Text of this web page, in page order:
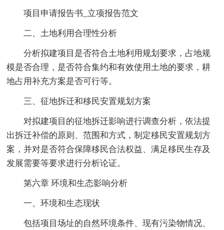
项目申请报告书_立项报告范文
二、土地利用合理性分析
分析拟建项目是否符合土地利用规划要求，占地规
模是否合理，是否符合集约和有效使用土地的要求，耕
地占用补充方案是否可行等。
三、征地拆迁和移民安置规划方案
对拟建项目的征地拆迁影响进行调查分析，依法提
出拆迁补偿的原则、范围和方式，制定移民安置规划方
案，并对是否符合保障移民合法权益、满足移民生存及
发展需要等要求进行分析论证。
第六章 环境和生态影响分析
一、环境和生态现状
包括项目场址的自然环境条件、现有污染物情况、